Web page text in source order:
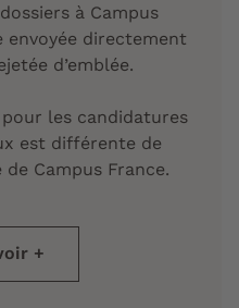
à Campus
envoyée directement
d’emblée.
les candidatures
est différente de
Campus France.
+